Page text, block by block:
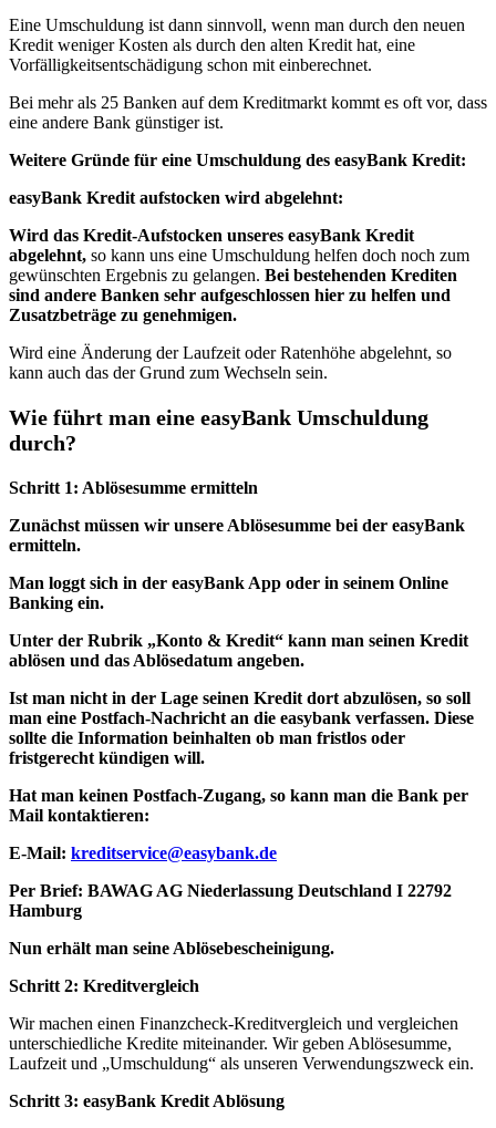
Eine Umschuldung ist dann sinnvoll, wenn man durch den neuen
Kredit weniger Kosten als durch den alten Kredit hat, eine
Vorfälligkeitsentschädigung schon mit einberechnet.
Bei mehr als 25 Banken auf dem Kreditmarkt kommt es oft vor, dass
eine andere Bank günstiger ist.
Weitere Gründe für eine Umschuldung des easyBank Kredit:
easyBank Kredit aufstocken wird abgelehnt:
Wird das Kredit-Aufstocken unseres easyBank Kredit
abgelehnt, so kann uns eine Umschuldung helfen doch noch zum
gewünschten Ergebnis zu gelangen. Bei bestehenden Krediten
sind andere Banken sehr aufgeschlossen hier zu helfen und
Zusatzbeträge zu genehmigen.
Wird eine Änderung der Laufzeit oder Ratenhöhe abgelehnt, so
kann auch das der Grund zum Wechseln sein.
Wie führt man eine easyBank Umschuldung
durch?
Schritt 1: Ablösesumme ermitteln
Zunächst müssen wir unsere Ablösesumme bei der easyBank
ermitteln.
Man loggt sich in der easyBank App oder in seinem Online
Banking ein.
Unter der Rubrik „Konto & Kredit“ kann man seinen Kredit
ablösen und das Ablösedatum angeben.
Ist man nicht in der Lage seinen Kredit dort abzulösen, so soll
man eine Postfach-Nachricht an die easybank verfassen. Diese
sollte die Information beinhalten ob man fristlos oder
fristgerecht kündigen will.
Hat man keinen Postfach-Zugang, so kann man die Bank per
Mail kontaktieren:
E-Mail: kreditservice@easybank.de
Per Brief: BAWAG AG Niederlassung Deutschland I 22792
Hamburg
Nun erhält man seine Ablösebescheinigung.
Schritt 2: Kreditvergleich
Wir machen einen Finanzcheck-Kreditvergleich und vergleichen
unterschiedliche Kredite miteinander. Wir geben Ablösesumme,
Laufzeit und „Umschuldung“ als unseren Verwendungszweck ein.
Schritt 3: easyBank Kredit Ablösung